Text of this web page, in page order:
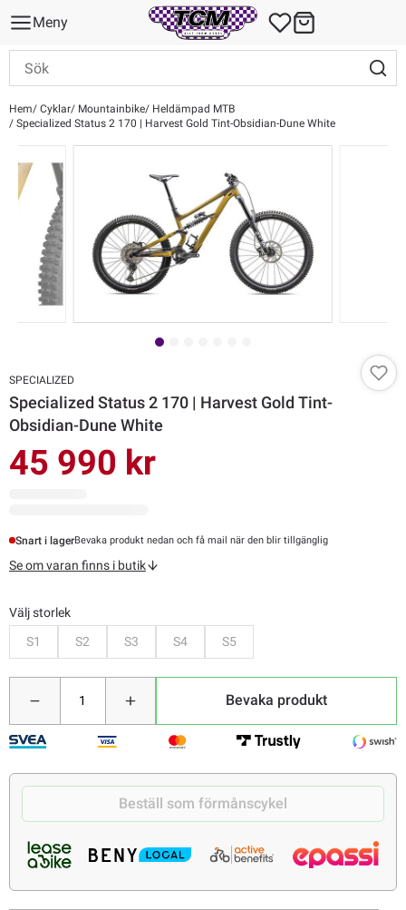
Meny
Hem Cyklar Mountainbike
Heldämpad MTB
Specialized Status 2 170 | Harvest Gold Tint-Obsidian-Dune White
SPECIALIZED
Specialized Status 2 170 | Harvest Gold Tint-
Obsidian-Dune White
45 990 kr
Snart i lagerBevaka produkt nedan och få mail när den blir tillgänglig
Se om varan finns i butik
Välj storlek
S1
S2 S3 S4 S5
Bevaka produkt
Beställ som förmånscykel